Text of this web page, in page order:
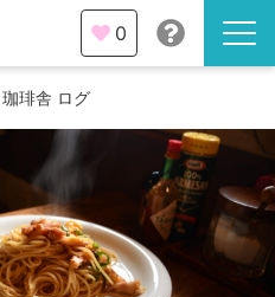
0
珈琲舎 ログ